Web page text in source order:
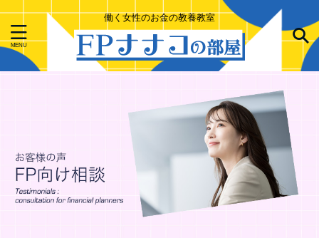
働く女性のお金の教養教室